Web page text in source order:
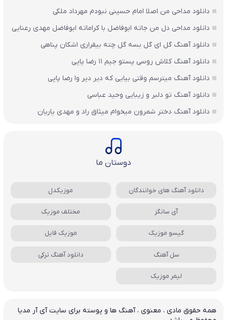
دانلود مداحی من اصلا امام حسینی نبودم مهرداد ملکی
دانلود مداحی دل من جاته ابوفاضل با کراماته ابوفاضل مهدی رعنایی
دانلود آهنگ گل ای گل بسه گل چته بیقراری اشکان پناهی
دانلود آهنگ کلاش روسی پستو جیم ۱۱ رضا پاپی
دانلود آهنگ میترسم وقتی بیایی که دیر دیر وا رضا پاپی
دانلود آهنگ تو دلبر و زیبایی وحید عباسی
دانلود آهنگ دختر شمرون میخوام میثاق راد و مهدی یاریان
دوستان ما
دانلود آهنگ های خوانندگان موزیکدل
آی سانگز مختلف موزیک
گیسو موزیک موزیک فایل
سل آهنگ دانلود آهنگ ترکی
لیمر موزیک
همه حقوق مادی ، معنوی ، آهنگ ها و پوسته برای سایت آی آر مدیا